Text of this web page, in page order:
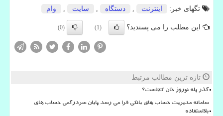
تگهای خبر:
اینترنت دستگاه سایت وام
این مطلب را می پسندید؟ (1)
(0)
تازه ترین مطالب مرتبط
گذر پله نوروز خان کجاست؟
سامانه مدیریت حساب های بانکی فرا می رسد پایان سردرگمی حساب های
بلااستفاده